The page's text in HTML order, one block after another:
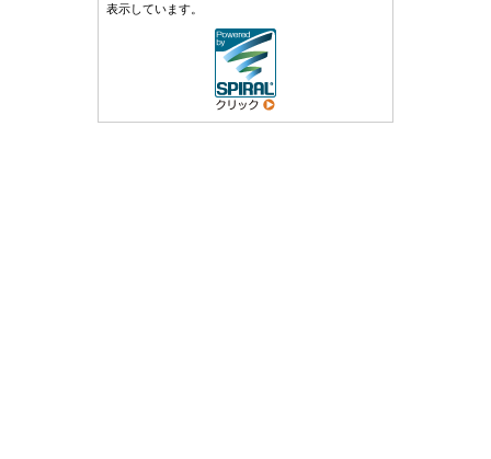
表示しています。